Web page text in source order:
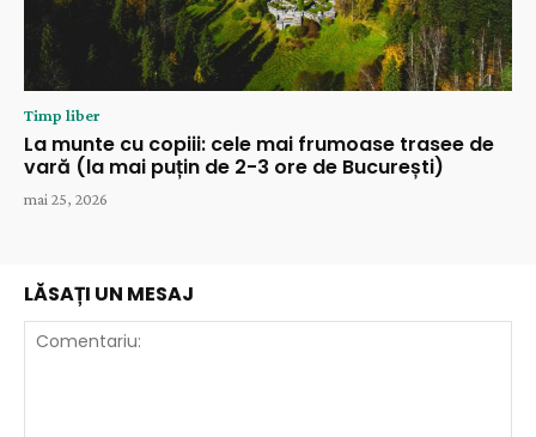
Timp liber
La munte cu copiii: cele mai frumoase trasee de
vară (la mai puțin de 2-3 ore de București)
mai 25, 2026
LĂSAȚI UN MESAJ